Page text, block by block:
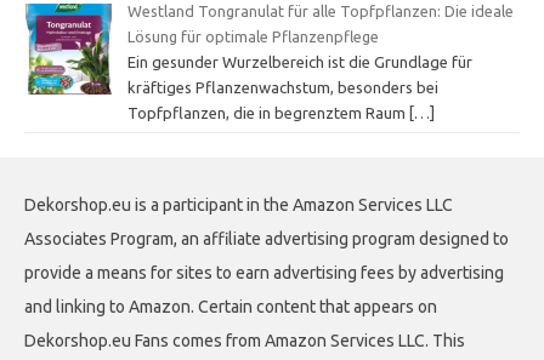
Westland Tongranulat für alle Topfpflanzen: Die ideale
Lösung für optimale Pflanzenpflege
Ein gesunder Wurzelbereich ist die Grundlage für
kräftiges Pflanzenwachstum, besonders bei
Topfpflanzen, die in begrenztem Raum […]
Dekorshop.eu is a participant in the Amazon Services LLC
Associates Program, an affiliate advertising program designed to
provide a means for sites to earn advertising fees by advertising
and linking to Amazon. Certain content that appears on
Dekorshop.eu Fans comes from Amazon Services LLC. This